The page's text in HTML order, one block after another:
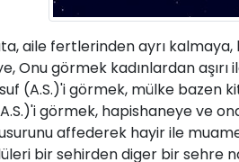
aile fertlerinden ayrı kalmaya,
Onu görmek kadınlardan
(A.S.)'i görmek, mülke
görmek, hapishaneye ve
affederek hayir ile
bir sehirden diger bir sehre